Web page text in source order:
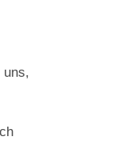
uns,